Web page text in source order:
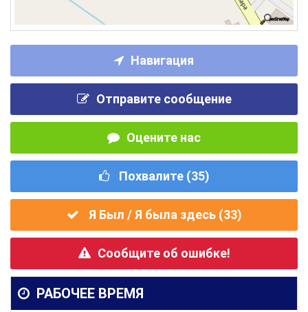
Навигация
Отправите сообщение
Оцените нас
Похвалите (35)
Я Был / Я была здесь (33)
Сообщите об ошибке!
РАБОЧЕЕ ВРЕМЯ